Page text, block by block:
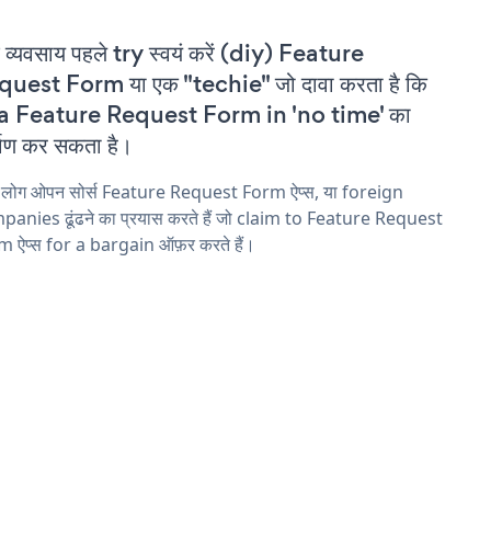
पहले try स्वयं करें (diy) Feature
Form या एक "techie" जो दावा करता है कि
Feature Request Form in 'no time' का
कर सकता है।
ओपन सोर्स Feature Request Form ऐप्स, या foreign
ढूंढने का प्रयास करते हैं जो claim to Feature Request
ऐप्स for a bargain ऑफ़र करते हैं।